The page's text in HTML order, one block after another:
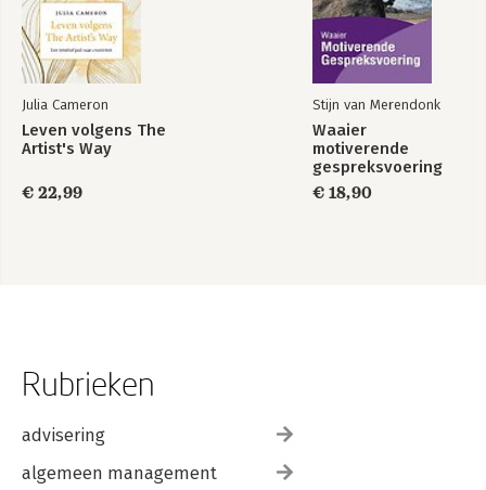
Julia Cameron
Leven volgens The
Artist's Way
€ 22,99
Stijn van Merendonk
Waaier
motiverende
gespreksvoering
€ 18,90
Rubrieken
advisering
algemeen management